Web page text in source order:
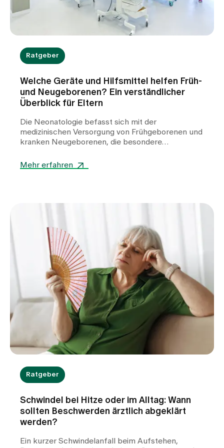
Ratgeber
Welche Geräte und Hilfsmittel helfen Früh-
und Neugeborenen? Ein verständlicher
Überblick für Eltern
Die Neonatologie befasst sich mit der
medizinischen Versorgung von Frühgeborenen und
kranken Neugeborenen, die besondere
Neonatologie am Spital Zollikerberg werden
lebenswichtige Funktionen zu stabilisieren, die
Start ins Leben zu ermöglichen.
Mehr erfahren
Ratgeber
Schwindel bei Hitze oder im Alltag: Wann
sollten Beschwerden ärztlich abgeklärt
werden?
Ein kurzer Schwindelanfall beim Aufstehen,